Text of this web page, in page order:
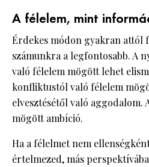
A félelem, mint
Érdekes módon gyakran attól
számunkra a legfontosabb. A
való félelem mögött lehet
konfliktustól való félelem
elvesztésétől való aggodalom.
mögött ambíció.
Ha a félelmet nem
értelmezed, más